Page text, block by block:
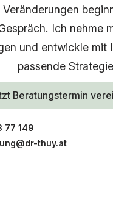
Veränderungen
Ich nehme
und entwickle mit
passende
Beratungstermin
77 149
thuy.at